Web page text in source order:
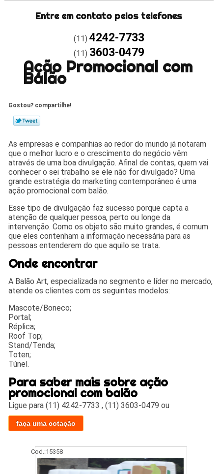
Entre em contato pelos telefones
(11) 4242-7733
(11) 3603-0479
Ação Promocional com
Balão
Gostou? compartilhe!
As empresas e companhias ao redor do mundo já notaram
que o melhor lucro e o crescimento do negócio vêm
através de uma boa divulgação. Afinal de contas, quem vai
conhecer o sei trabalho se ele não for divulgado? Uma
grande estratégia do marketing contemporâneo é uma
ação promocional com balão.
Esse tipo de divulgação faz sucesso porque capta a
atenção de qualquer pessoa, perto ou longe da
intervenção. Como os objeto são muito grandes, é comum
que eles contenham a informação necessária para as
pessoas entenderem do que aquilo se trata.
Onde encontrar
A Balão Art, especializada no segmento e líder no mercado,
atende os clientes com os seguintes modelos:
Mascote/Boneco;
Portal;
Réplica;
Roof Top;
Stand/Tenda;
Toten;
Túnel.
Para saber mais sobre ação
promocional com balão
Ligue para(11) 4242-7733 ,(11) 3603-0479 ou
faça uma cotação
Cod.:15358